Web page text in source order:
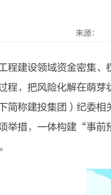
来源：
建设领域资金密集、
程，把风险化解在萌
简称建投集团）纪委
举措，一体构建“事前